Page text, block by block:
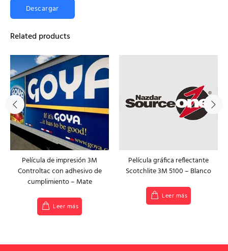
Descargar
Related products
Película de impresión 3M
Controltac con adhesivo de
cumplimiento – Mate
Leer más
Película gráfica reflectante
Scotchlite 3M 5100 – Blanco
Leer más